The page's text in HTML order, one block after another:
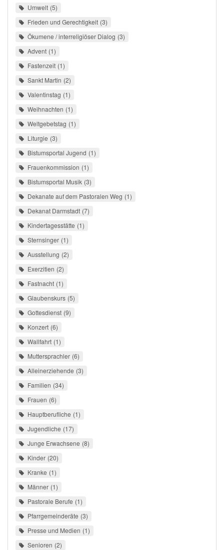
Umwelt 5
Frieden und Gerechtigkeit 3
Ökumene / interreligiöser Dialog 3
Advent 1
Fastenzeit 1
Sankt Martin 2
Valentinstag 1
Weihnachten 1
Weltgebetstag 1
Liturgie 3
Bistumsportal Jugend 1
Frauenkommission 1
Bistumsportal Musik 3
Dekanate auf dem Pastoralen Weg 1
Dekanat Darmstadt 7
Kindertagesstätte 1
Sternsinger 1
Ausstellung 2
Exerzitien 2
Fastnacht 1
Glaubenskurs 5
Gottesdienst 9
Konzert 6
Wallfahrt 1
Muttersprachler 6
Alleinerziehende 3
Familien 34
Frauen 6
Hauptberufliche 1
Jugendliche 17
Junge Erwachsene 8
Kinder 20
Kranke 1
Männer 1
Pastorale Berufe 1
Pfarrgemeinderäte 3
Presse und Medien 1
Senioren 2